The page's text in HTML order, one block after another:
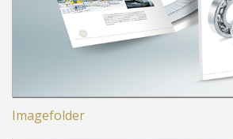
Imagefolder